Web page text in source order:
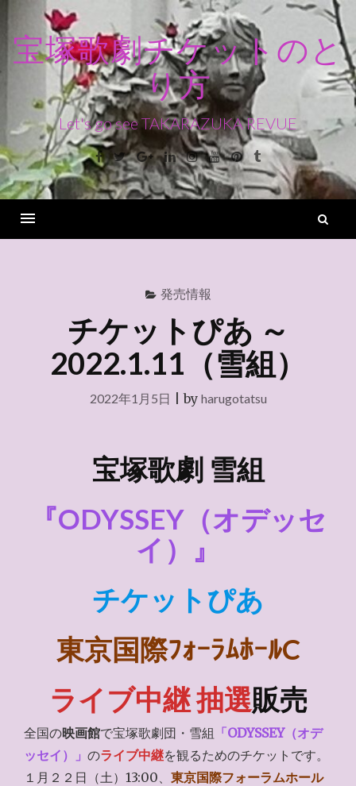
ン
ス
キ
ッ
宝塚歌劇チケットのと
り方
Let's go see TAKARAZUKA REVUE
Facebook
TwitterGoogle+LinkedinInstagram
YoutubePinterest
Tumblr
発売情報
チケットぴあ ～
2022.1.11（雪組）
2022年1月5日 |by harugotatsu
宝塚歌劇 雪組
『ODYSSEY（オデッセ
イ）』
チケットぴあ
東京国際ﾌｫｰﾗﾑﾎｰﾙC
ライブ中継抽選販売
全国の映画館で宝塚歌劇団・雪組 「ODYSSEY（オデ
ッセイ）」 のライブ中継を観るためのチケットです。
１月２２日（土）13:00、 東京国際フォーラムホール